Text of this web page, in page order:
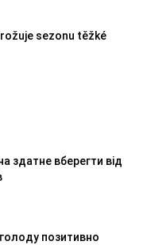
sezonu těžké
здатне вберегти від
позитивно